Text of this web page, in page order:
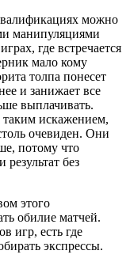
можно
манипуляциями
где встречается
мало кому
толпа понесет
и занижает все
выплачивать.
искажением,
очевиден. Они
потому что
без
этого
обилие матчей.
игр, есть где
экспрессы.